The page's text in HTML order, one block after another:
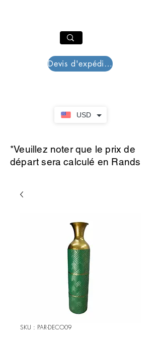
USD
Devis d'expédition
*Veuillez noter que le prix de
départ sera calculé en Rands
SKU : PAR-DECO09